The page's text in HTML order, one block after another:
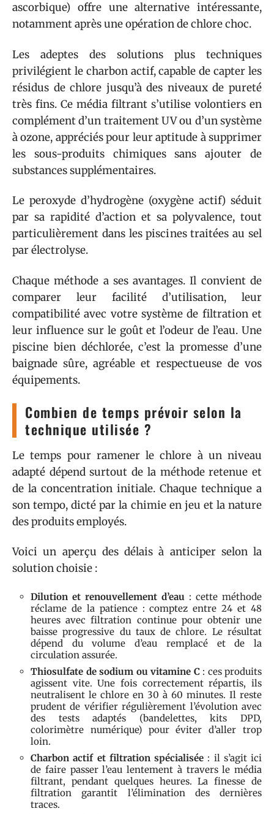
ascorbique) offre une alternative intéressante,
notamment après une opération de chlore choc.
Les adeptes des solutions plus techniques
privilégient le charbon actif, capable de capter les
résidus de chlore jusqu’à des niveaux de pureté
très fins. Ce média filtrant s’utilise volontiers en
complément d’un traitement UV ou d’un système
à ozone, appréciés pour leur aptitude à supprimer
les sous-produits chimiques sans ajouter de
substances supplémentaires.
Le peroxyde d’hydrogène (oxygène actif) séduit
par sa rapidité d’action et sa polyvalence, tout
particulièrement dans les piscines traitées au sel
par électrolyse.
Chaque méthode a ses avantages. Il convient de
comparer leur facilité d’utilisation, leur
compatibilité avec votre système de filtration et
leur influence sur le goût et l’odeur de l’eau. Une
piscine bien déchlorée, c’est la promesse d’une
baignade sûre, agréable et respectueuse de vos
équipements.
Combien de temps prévoir selon la
technique utilisée ?
Le temps pour ramener le chlore à un niveau
adapté dépend surtout de la méthode retenue et
de la concentration initiale. Chaque technique a
son tempo, dicté par la chimie en jeu et la nature
des produits employés.
Voici un aperçu des délais à anticiper selon la
solution choisie :
Dilution et renouvellement d’eau : cette méthode
réclame de la patience : comptez entre 24 et 48
heures avec filtration continue pour obtenir une
baisse progressive du taux de chlore. Le résultat
dépend du volume d’eau remplacé et de la
circulation assurée.
Thiosulfate de sodium ou vitamine C: ces produits
agissent vite. Une fois correctement répartis, ils
neutralisent le chlore en 30 à 60 minutes. Il reste
prudent de vérifier régulièrement l’évolution avec
des tests adaptés (bandelettes, kits DPD,
colorimètre numérique) pour éviter d’aller trop
loin.
Charbon actif et filtration spécialisée : il s’agit ici
de faire passer l’eau lentement à travers le média
filtrant, pendant quelques heures. La finesse de
filtration garantit l’élimination des dernières
traces.